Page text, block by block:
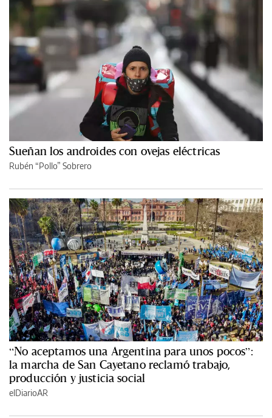
Sueñan los androides con ovejas eléctricas
Rubén “Pollo” Sobrero
“No aceptamos una Argentina para unos pocos”:
la marcha de San Cayetano reclamó trabajo,
producción y justicia social
elDiarioAR